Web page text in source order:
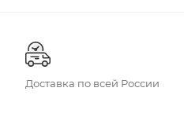
Доставка по всей России